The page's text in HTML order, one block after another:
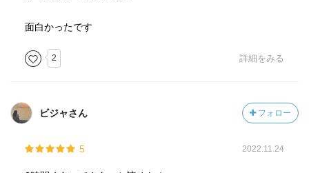
面白かったです
2 詳細をみる
ビジャさん フォロー
5 2022.11.24